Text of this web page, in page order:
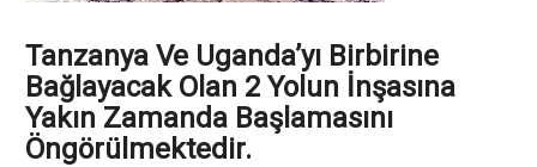
Tanzanya Ve Uganda’yı Birbirine
Bağlayacak Olan 2 Yolun İnşasına
Yakın Zamanda Başlamasını
Öngörülmektedir.